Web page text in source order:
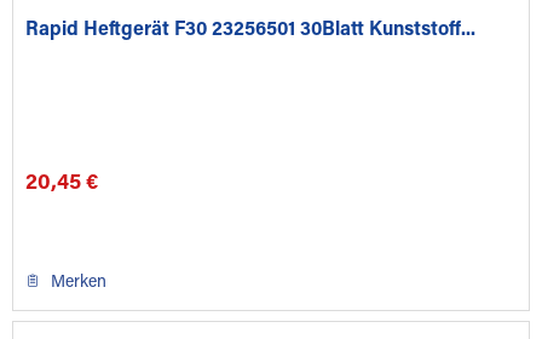
Rapid Heftgerät F30 23256501 30Blatt Kunststoff...
20,45 €
Merken